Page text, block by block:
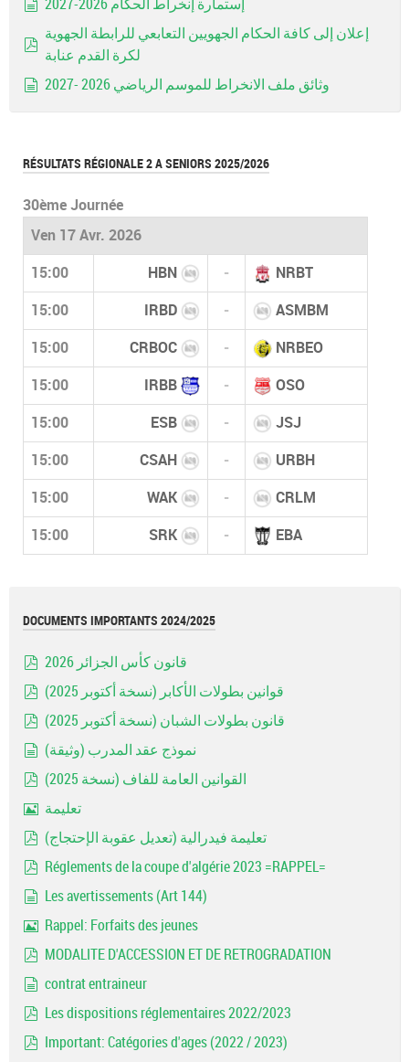
إستمارة إنخراط الحكام 2026-2027
pdf
إعلان إلى كافة الحكام الجهويين التعابعي للرابطة الجهوية
لكرة القدم عنابة
وثائق ملف الانخراط للموسم الرياضي 2026 -2027
RÉSULTATS RÉGIONALE 2 A SENIORS 2025/2026
30ème Journée
Ven 17 Avr. 2026
15:00 HBN - NRBT
15:00 IRBD - ASMBM
15:00 CRBOC - NRBEO
15:00 IRBB - OSO
15:00 ESB - JSJ
15:00 CSAH - URBH
15:00 WAK - CRLM
15:00 SRK - EBA
DOCUMENTS IMPORTANTS 2024/2025
قانون كأس الجزائر 2026
قوانين بطولات الأكابر (نسخة أكتوبر 2025)
قانون بطولات الشبان (نسخة أكتوبر 2025)
نموذج عقد المدرب (وثيقة)
القوانين العامة للفاف (نسخة 2025)
تعليمة
تعليمة فيدرالية (تعديل عقوبة الإحتجاج)
Réglements de la coupe d'algérie 2023 =RAPPEL=
Les avertissements (Art 144)
Rappel: Forfaits des jeunes
MODALITE D'ACCESSION ET DE RETROGRADATION
contrat entraineur
Les dispositions réglementaires 2022/2023
Important: Catégories d'ages (2022 / 2023)